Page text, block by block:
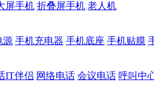
屏手机 折叠屏手机 老人机
源 手机充电器 手机底座 手机贴膜
IT伴侣 网络电话 会议电话 呼叫中